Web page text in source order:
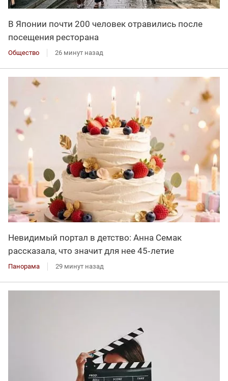
В Японии почти 200 человек отравились после
посещения ресторана
Общество 26 минут назад
Невидимый портал в детство: Анна Семак
рассказала, что значит для нее 45‑летие
Панорама 29 минут назад